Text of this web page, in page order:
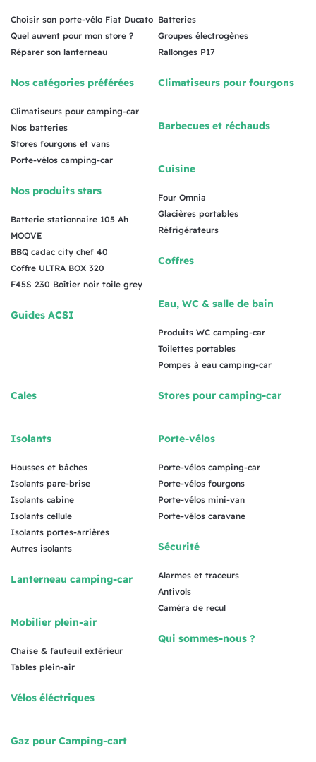
Choisir son porte-vélo Fiat Ducato
Quel auvent pour mon store ?
Réparer son lanterneau
Nos catégories préférées
Climatiseurs pour camping-car
Nos batteries
Stores fourgons et vans
Porte-vélos camping-car
Nos produits stars
Batterie stationnaire 105 Ah
MOOVE
BBQ cadac city chef 40
Coffre ULTRA BOX 320
F45S 230 Boîtier noir toile grey
Guides ACSI
Batteries
Groupes électrogènes
Rallonges P17
Climatiseurs pour fourgons
Barbecues et réchauds
Cuisine
Four Omnia
Glacières portables
Réfrigérateurs
Coffres
Eau, WC & salle de bain
Produits WC camping-car
Toilettes portables
Pompes à eau camping-car
Cales
Isolants
Housses et bâches
Isolants pare-brise
Isolants cabine
Isolants cellule
Isolants portes-arrières
Autres isolants
Lanterneau camping-car
Mobilier plein-air
Chaise & fauteuil extérieur
Tables plein-air
Vélos éléctriques
Gaz pour Camping-cart
Stores pour camping-car
Porte-vélos
Porte-vélos camping-car
Porte-vélos fourgons
Porte-vélos mini-van
Porte-vélos caravane
Sécurité
Alarmes et traceurs
Antivols
Caméra de recul
Qui sommes-nous ?